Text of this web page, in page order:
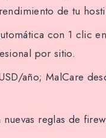
de tu
con 1 clic
por sitio.
año; MalCare
reglas de